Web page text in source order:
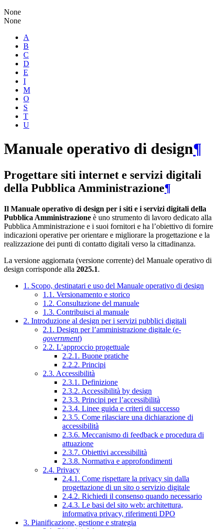
None
None
A
B
C
D
E
I
M
O
S
T
U
Manuale operativo di design¶
Progettare siti internet e servizi digitali
della Pubblica Amministrazione¶
Il Manuale operativo di design per i siti e i servizi digitali della
Pubblica Amministrazione è uno strumento di lavoro dedicato alla
Pubblica Amministrazione e i suoi fornitori e ha l’obiettivo di fornire
indicazioni operative per orientare e migliorare la progettazione e la
realizzazione dei punti di contatto digitali verso la cittadinanza.
La versione aggiornata (versione corrente) del Manuale operativo di
design corrisponde alla 2025.1.
1. Scopo, destinatari e uso del Manuale operativo di design
1.1. Versionamento e storico
1.2. Consultazione del manuale
1.3. Contribuisci al manuale
2. Introduzione al design per i servizi pubblici digitali
2.1. Design per l’amministrazione digitale (e-
government)
2.2. L’approccio progettuale
2.2.1. Buone pratiche
2.2.2. Principi
2.3. Accessibilità
2.3.1. Definizione
2.3.2. Accessibilità by design
2.3.3. Principi per l’accessibilità
2.3.4. Linee guida e criteri di successo
2.3.5. Come rilasciare una dichiarazione di
accessibilità
2.3.6. Meccanismo di feedback e procedura di
attuazione
2.3.7. Obiettivi accessibilità
2.3.8. Normativa e approfondimenti
2.4. Privacy
2.4.1. Come rispettare la privacy sin dalla
progettazione di un sito o servizio digitale
2.4.2. Richiedi il consenso quando necessario
2.4.3. Le basi del sito web: architettura,
informativa privacy, riferimenti DPO
3. Pianificazione, gestione e strategia